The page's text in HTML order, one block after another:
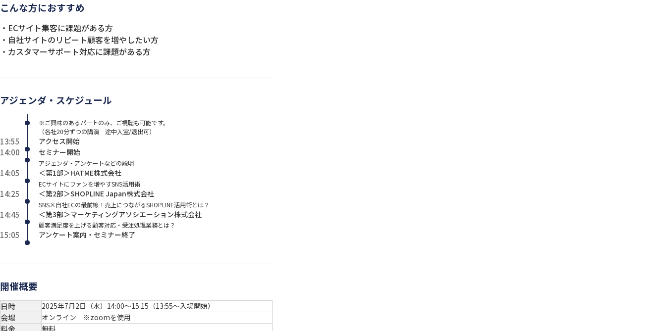
こんな方におすすめ
・ECサイト集客に課題がある方
・自社サイトのリピート顧客を増やしたい方
・カスタマーサポート対応に課題がある方
アジェンダ・スケジュール
※ご興味のあるパートのみ、ご視聴も可能です。
（各社20分ずつの講演 途中入室/退出可）
13:55 アクセス開始
14:00 セミナー開始
アジェンダ・アンケートなどの説明
14:05 ＜第1部＞HATME株式会社
ECサイトにファンを増やすSNS活用術
14:25 ＜第2部＞SHOPLINE Japan株式会社
SNS×自社ECの最前線！売上につながるSHOPLINE活用術とは？
14:45 ＜第3部＞マーケティングアソシエーション株式会社
顧客満足度を上げる顧客対応・受注処理業務とは？
15:05 アンケート案内・セミナー終了
開催概要
日時 2025年7月2日（水）14:00～15:15（13:55～入場開始）
会場 オンライン ※zoomを使用
料金 無料